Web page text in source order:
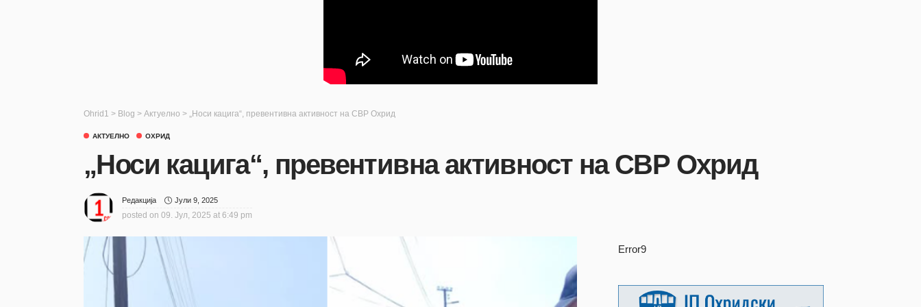
Ohrid1 > Blog > Актуелно > „Носи кацига“, превентивна активност на СВР Охрид
АКТУЕЛНО ОХРИД
„Носи кацига“, превентивна активност на СВР Охрид
Редакција Јули 9, 2025
posted on 09. Јул, 2025 at 6:49 pm
Error9